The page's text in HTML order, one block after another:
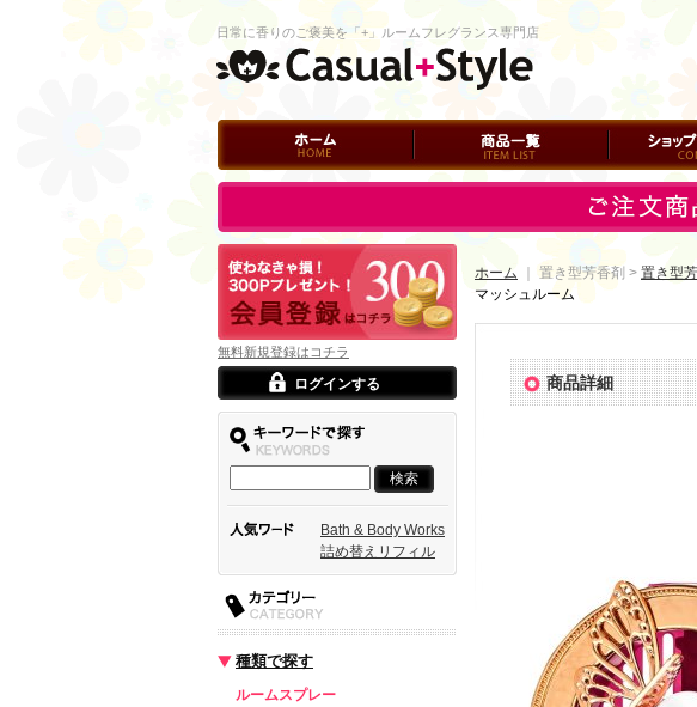
ホーム 商品一覧 ショップコ
日常に香りのご褒美を「+」ルームフレグランス専門店
ログイン
無料新規登録はコチラ
ログインする
Bath & Body Works
詰め替えリフィル
種類で探す
ルームスプレー
ホーム ｜ 置き型芳香剤 > 置き型
マッシュルーム
商品詳細